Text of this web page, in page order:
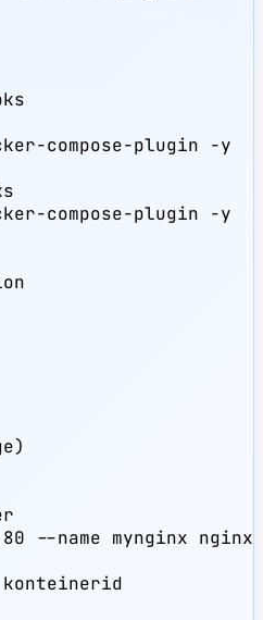
compose-plugin -y
compose-plugin -y
--name mynginx nginx